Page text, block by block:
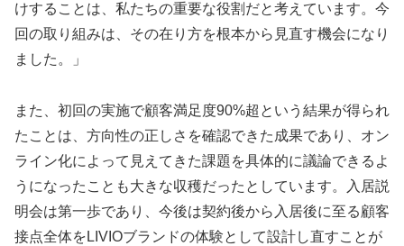
けすることは、私たちの重要な役割だと考えています。今
回の取り組みは、その在り方を根本から見直す機会になり
ました。」
また、初回の実施で顧客満足度90%超という結果が得られ
たことは、方向性の正しさを確認できた成果であり、オン
ライン化によって見えてきた課題を具体的に議論できるよ
うになったことも大きな収穫だったとしています。入居説
明会は第一歩であり、今後は契約後から入居後に至る顧客
接点全体をLIVIOブランドの体験として設計し直すことが